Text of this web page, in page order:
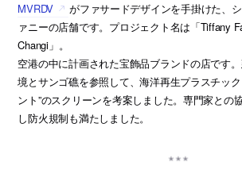
MVRDV
がファサードデザインを手掛けた、
ァニーの店舗です。プロジェクト名は「Tiffany
Changi」。
空港の中に計画された宝飾品ブランドの店です
境とサンゴ礁を参照して、海洋再生プラスチック
ント”のスクリーンを考案しました。専門家との
し防火規制も満たしました。